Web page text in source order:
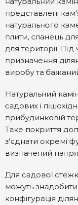
представлені
натурального
плити, сланець
для території.
призначення
виробу та
Натуральний
садових і
прибудинковій
Таке покриття
з'єднати окремі
визначений
Для садової
можуть
конфігурація